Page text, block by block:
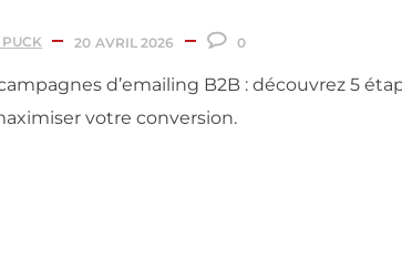
20 AVRIL 2026 0
d’emailing B2B : découvrez 5
votre conversion.